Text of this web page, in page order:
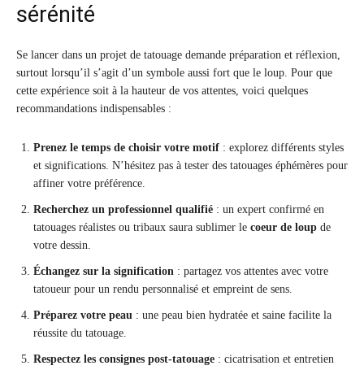
sérénité
Se lancer dans un projet de tatouage demande préparation et réflexion,
surtout lorsqu’il s’agit d’un symbole aussi fort que le loup. Pour que
cette expérience soit à la hauteur de vos attentes, voici quelques
recommandations indispensables :
Prenez le temps de choisir votre motif : explorez différents styles
et significations. N’hésitez pas à tester des tatouages éphémères pour
affiner votre préférence.
Recherchez un professionnel qualifié : un expert confirmé en
tatouages réalistes ou tribaux saura sublimer le coeur de loup de
votre dessin.
Échangez sur la signification : partagez vos attentes avec votre
tatoueur pour un rendu personnalisé et empreint de sens.
Préparez votre peau : une peau bien hydratée et saine facilite la
réussite du tatouage.
Respectez les consignes post-tatouage : cicatrisation et entretien